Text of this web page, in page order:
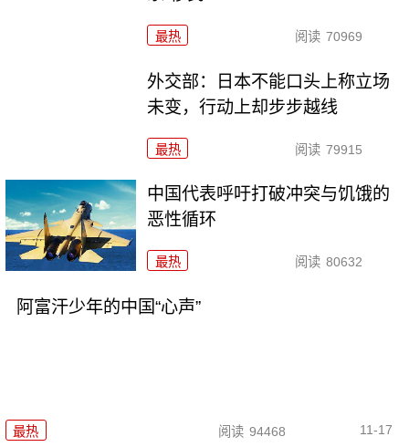
最热 阅读 70969
外交部：日本不能口头上称立场
未变，行动上却步步越线
最热 阅读 79915
中国代表呼吁打破冲突与饥饿的
恶性循环
最热 阅读 80632
阿富汗少年的中国“心声”
最热 阅读 94468 11-17